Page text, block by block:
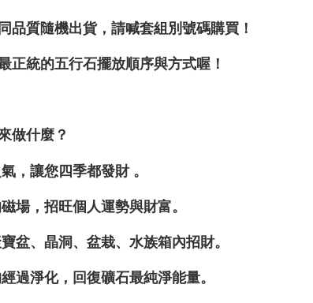
品質隨機出貨，請喊套組別號碼購買！
正統的五行石擺放順序與方式喔！
做什麼？
，讓您四季都發財 。
場，招旺個人運勢與財富。
盆、晶洞、盆栽、水族箱內招財。
過淨化，回復礦石最純淨能量。